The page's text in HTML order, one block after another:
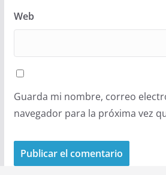
Web
Guarda mi nombre, correo
navegador para la próxima vez